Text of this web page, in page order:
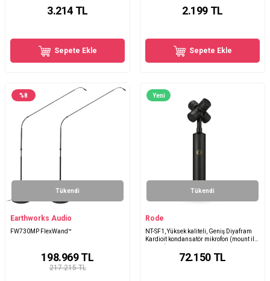
3.214 TL
Sepete Ekle
2.199 TL
Sepete Ekle
%8
Tükendi
Earthworks Audio
FW730MP FlexWand™
217.215 TL
198.969TL
Yeni
Tükendi
Rode
NT-SF1, Yüksek kaliteli, Geniş Diyafram
Kardioit kondansatör mikrofon (mount ile
72.150TL